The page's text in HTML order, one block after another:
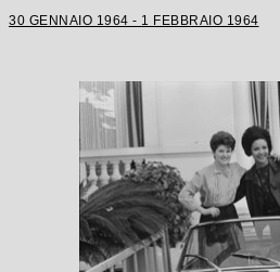
30 GENNAIO 1964 - 1 FEBBRAIO 1964